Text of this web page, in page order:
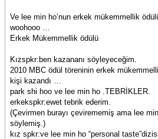
Ve lee min ho’nun erkek mükemmellik
woohooo …
Erkek Mükemmellik ödülü
Kızspkr:ben kazananı söyleyeceğim.
2010 MBC ödül töreninin erkek
kişi kazandı …
park shi hoo ve lee min ho .TEBRİKLER.
erkekspkr:ewet tebrik ederim.
(Çevirmen burayı çevirememiş ama lee
söylemiş.)
kız spkr:ve lee min ho “personal